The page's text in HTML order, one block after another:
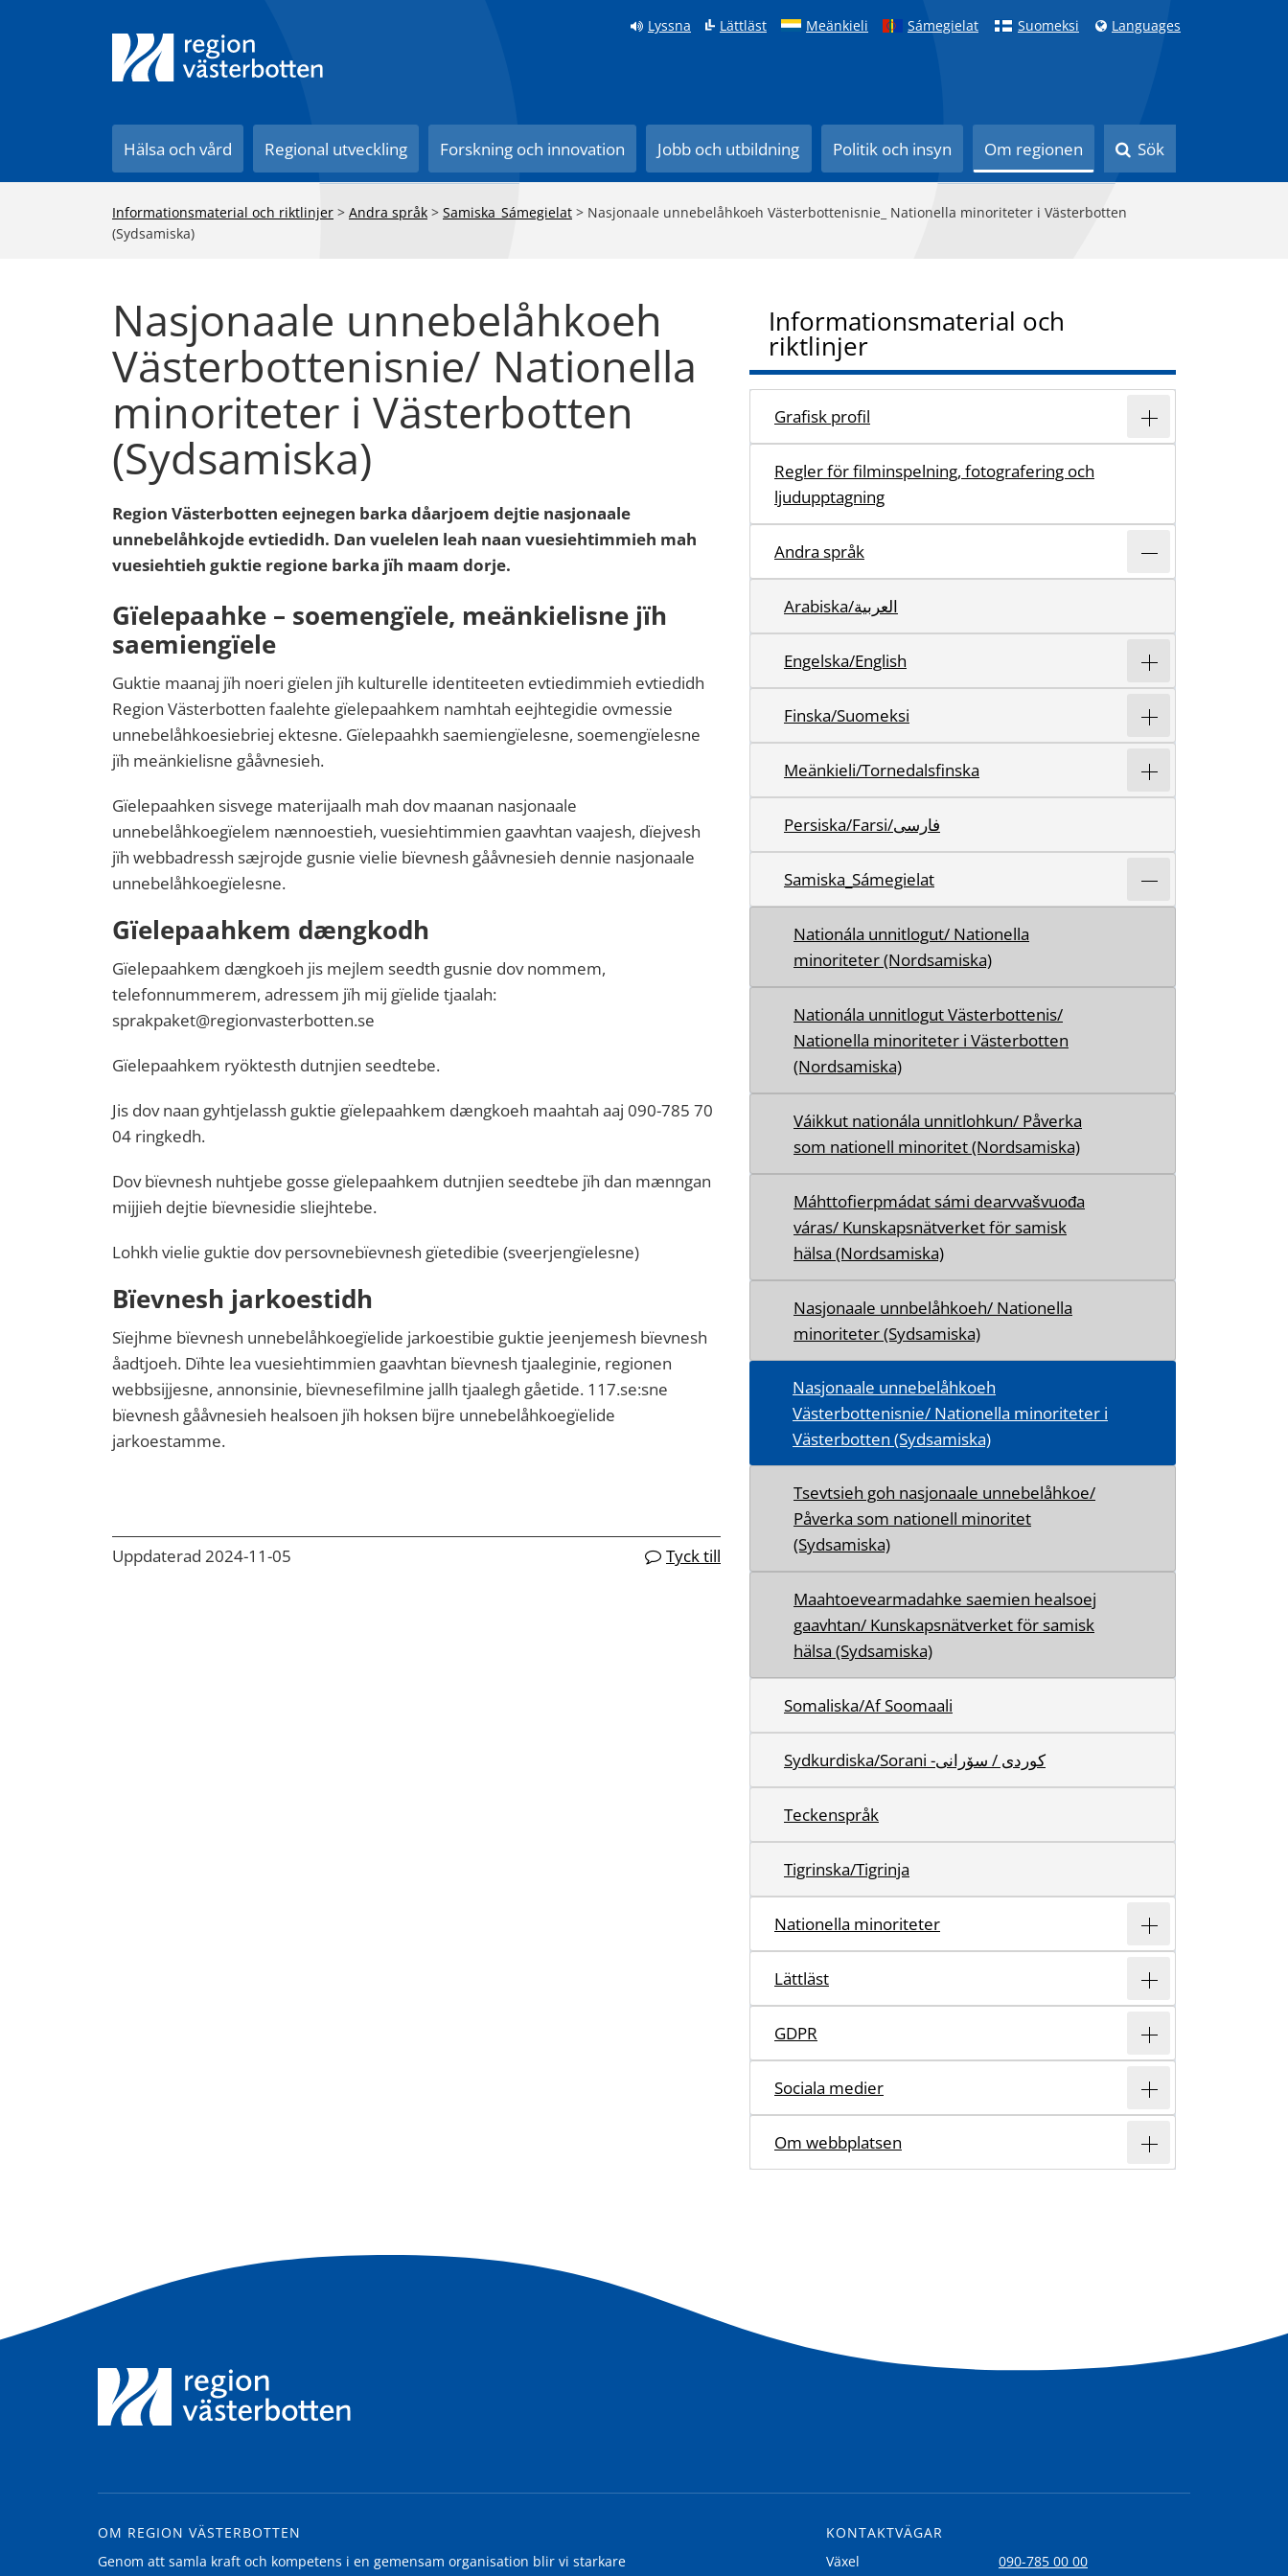
Lyssna Lättläst Meänkieli Sámegielat Suomeksi Languages
Hälsa och vård Regional utveckling Forskning och innovation Jobb och utbildning Politik och insyn Om regionen Sök
Informationsmaterial och riktlinjer > Andra språk > Samiska_Sámegielat > Nasjonaale unnebelåhkoeh Västerbottenisnie_ Nationella minoriteter i Västerbotten
(Sydsamiska)
Nasjonaale unnebelåhkoeh
Västerbottenisnie/ Nationella
minoriteter i Västerbotten
(Sydsamiska)
Region Västerbotten eejnegen barka dåarjoem dejtie nasjonaale
unnebelåhkojde evtiedidh. Dan vuelelen leah naan vuesiehtimmieh mah
vuesiehtieh guktie regione barka jïh maam dorje.
Gïelepaahke – soemengïele, meänkielisne jïh
saemiengïele
Guktie maanaj jïh noeri gïelen jïh kulturelle identiteeten evtiedimmieh evtiedidh
Region Västerbotten faalehte gïelepaahkem namhtah eejhtegidie ovmessie
unnebelåhkoesiebriej ektesne. Gïelepaahkh saemiengïelesne, soemengïelesne
jïh meänkielisne gååvnesieh.
Gïelepaahken sisvege materijaalh mah dov maanan nasjonaale
unnebelåhkoegïelem nænnoestieh, vuesiehtimmien gaavhtan vaajesh, dïejvesh
jïh webbadressh sæjrojde gusnie vielie bïevnesh gååvnesieh dennie nasjonaale
unnebelåhkoegïelesne.
Gïelepaahkem dængkodh
Gïelepaahkem dængkoeh jis mejlem seedth gusnie dov nommem,
telefonnummerem, adressem jïh mij gïelide tjaalah:
sprakpaket@regionvasterbotten.se
Gïelepaahkem ryöktesth dutnjien seedtebe.
Jis dov naan gyhtjelassh guktie gïelepaahkem dængkoeh maahtah aaj 090-785 70
04 ringkedh.
Dov bïevnesh nuhtjebe gosse gïelepaahkem dutnjien seedtebe jïh dan mænngan
mijjieh dejtie bïevnesidie sliejhtebe.
Lohkh vielie guktie dov persovnebïevnesh gïetedibie (sveerjengïelesne)
Bïevnesh jarkoestidh
Sïejhme bïevnesh unnebelåhkoegïelide jarkoestibie guktie jeenjemesh bïevnesh
åadtjoeh. Dïhte lea vuesiehtimmien gaavhtan bïevnesh tjaaleginie, regionen
webbsijjesne, annonsinie, bïevnesefilmine jallh tjaalegh gåetide. 117.se:sne
bïevnesh gååvnesieh healsoen jïh hoksen bïjre unnebelåhkoegïelide
jarkoestamme.
Uppdaterad 2024-11-05 Tyck till
Informationsmaterial och
riktlinjer
Grafisk profil
Regler för filminspelning, fotografering och
ljudupptagning
Andra språk
Arabiska/العربية
Engelska/English
Finska/Suomeksi
Meänkieli/Tornedalsfinska
Persiska/Farsi/فارسی
Samiska_Sámegielat
Nationála unnitlogut/ Nationella
minoriteter (Nordsamiska)
Nationála unnitlogut Västerbottenis/
Nationella minoriteter i Västerbotten
(Nordsamiska)
Váikkut nationála unnitlohkun/ Påverka
som nationell minoritet (Nordsamiska)
Máhttofierpmádat sámi dearvvašvuođa
váras/ Kunskapsnätverket för samisk
hälsa (Nordsamiska)
Nasjonaale unnbelåhkoeh/ Nationella
minoriteter (Sydsamiska)
Nasjonaale unnebelåhkoeh
Västerbottenisnie/ Nationella minoriteter i
Västerbotten (Sydsamiska)
Tsevtsieh goh nasjonaale unnebelåhkoe/
Påverka som nationell minoritet
(Sydsamiska)
Maahtoevearmadahke saemien healsoej
gaavhtan/ Kunskapsnätverket för samisk
hälsa (Sydsamiska)
Somaliska/Af Soomaali
Sydkurdiska/Sorani -کوردی / سۆرانی
Teckenspråk
Tigrinska/Tigrinja
Nationella minoriteter
Lättläst
GDPR
Sociala medier
Om webbplatsen
OM REGION VÄSTERBOTTEN
Genom att samla kraft och kompetens i en gemensam organisation blir vi starkare
KONTAKTVÄGAR
Växel
090-785 00 00